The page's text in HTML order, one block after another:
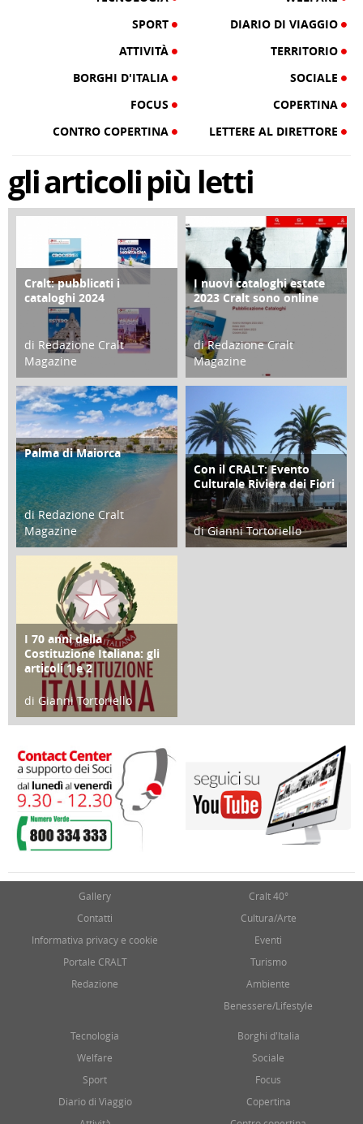
SPORT
DIARIO DI VIAGGIO
ATTIVITÀ
TERRITORIO
BORGHI D'ITALIA
SOCIALE
FOCUS
COPERTINA
CONTRO COPERTINA
LETTERE AL DIRETTORE
gliarticolipiù letti
COPERTINA
Cralt: pubblicati i
cataloghi 2024
di Redazione Cralt
Magazine
21 Novembre 2023
CONTRO COPERTINA
I nuovi cataloghi estate
2023 Cralt sono online
di Redazione Cralt
Magazine
07 Marzo 2023
ATTIVITÀ
Palma di Maiorca
di Redazione Cralt
Magazine
25 Giugno 2016
ATTIVITÀ
Con il CRALT: Evento
Culturale Riviera dei Fiori
di Gianni Tortoriello
FOCUS
I 70 anni della
Costituzione Italiana: gli
articoli 1 e 2
di Gianni Tortoriello
17 Marzo 2018
Gallery
Contatti
Informativa privacy e cookie
Portale CRALT
Redazione
Cralt 40°
Cultura/Arte
Eventi
Turismo
Ambiente
Benessere/Lifestyle
Tecnologia
Welfare
Sport
Diario di Viaggio
Borghi d'Italia
Sociale
Focus
Copertina